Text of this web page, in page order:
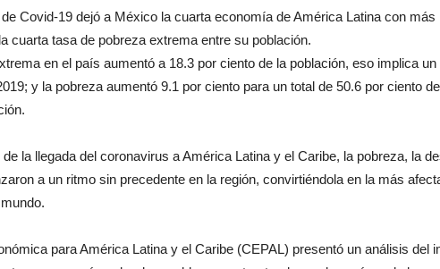
Covid-19 dejó a México la cuarta economía de América Latina con más
cuarta tasa de pobreza extrema entre su población.
en el país aumentó a 18.3 por ciento de la población, eso implica
y la pobreza aumentó 9.1 por ciento para un total de 50.6 por ciento
la llegada del coronavirus a América Latina y el Caribe, la pobreza, la
a un ritmo sin precedente en la región, convirtiéndola en la más
para América Latina y el Caribe (CEPAL) presentó un análisis del